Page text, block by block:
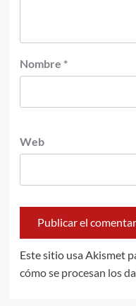
Nombre *
Web
Este sitio usa Akismet
cómo se procesan los